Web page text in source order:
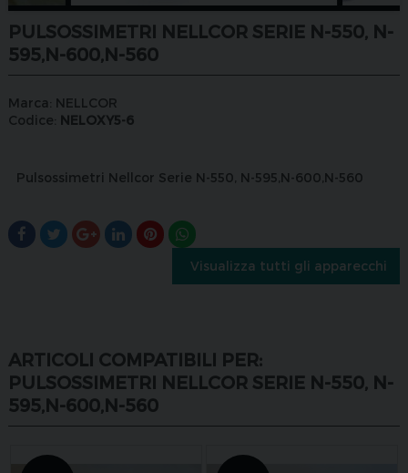
PULSOSSIMETRI NELLCOR SERIE N-550, N-
595,N-600,N-560
Marca: NELLCOR
Codice: NELOXY5-6
Pulsossimetri Nellcor Serie N-550, N-595,N-600,N-560
Visualizza tutti gli apparecchi
ARTICOLI COMPATIBILI PER:
PULSOSSIMETRI NELLCOR SERIE N-550, N-
595,N-600,N-560